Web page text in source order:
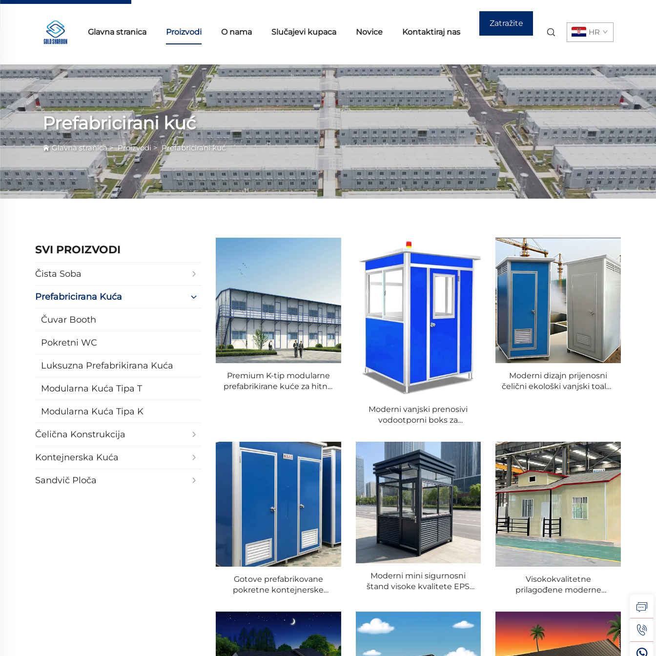
Glavna stranica Proizvodi O nama Slučajevi kupaca Novice Kontaktiraj nas
Zatražite
HR
Prefabricirani kuć
Glavna stranica>Proizvodi >Prefabricirani kuć
SVI PROIZVODI
Čista Sobа
Prefabricirana Kuća
Čuvar Booth
Pokretni WC
Luksuzna Prefabrikirana Kuća
Modularna Kuća Tipa T
Modularna Kuća Tipa K
Čelična Konstrukcija
Kontejnerska Kuća
Sandvič Ploča
Premium K-tip modularne
prefabrikirane kuće za hitnu
Moderni vanjski prenosivi
vodootporni boks za
privremena kabina izrađena
od čelične sendvič ploče,
zgrada za ured
Moderni dizajn prijenosni
čelični ekološki vanjski toalet
Gotove prefabrikovane
pokretne kontejnerske
toaleti za vanjske zahode
Moderni mini sigurnosni
štand visoke kvalitete EPS
izolirana kabina za vile
gotova za prodaju
Visokokvalitetne
prilagođene moderne
gotovi mini dom od lakog
čeličnog sendvič panela u
kontejneru za prodaju